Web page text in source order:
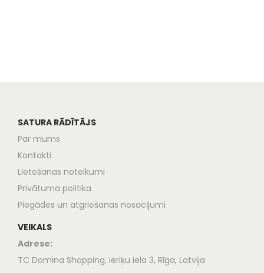
SATURA RĀDĪTĀJS
Par mums
Kontakti
Lietošanas noteikumi
Privātuma politika
Piegādes un atgriešanas nosacījumi
VEIKALS
Adrese:
TC Domina Shopping, Ieriķu iela 3, Rīga, Latvija